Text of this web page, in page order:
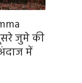
जुमे की
में